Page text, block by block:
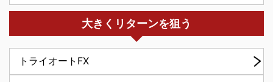
大きくリターンを狙う
トライオートFX